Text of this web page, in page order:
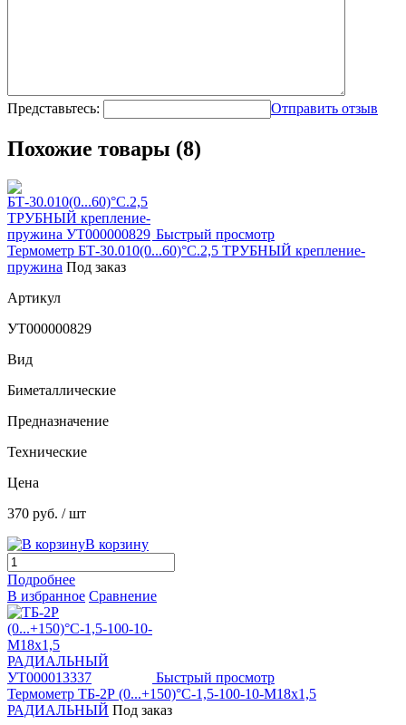
Представьтесь: Отправить отзыв
Похожие товары (8)
Быстрый просмотр
Термометр БТ-30.010(0...60)°С.2,5 ТРУБНЫЙ крепление-
пружина Под заказ
Артикул
УТ000000829
Вид
Биметаллические
Предназначение
Технические
Цена
370 руб. / шт
В корзину
Подробнее
В избранное Сравнение
Быстрый просмотр
Термометр ТБ-2Р (0...+150)°С-1,5-100-10-М18х1,5
РАДИАЛЬНЫЙ Под заказ